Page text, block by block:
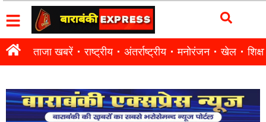
ताजा खबरें राष्ट्रीय अंतर्राष्ट्रीय मनोरंजन खेल शिक्षा